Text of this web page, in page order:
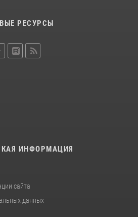
РЕСУРСЫ
ИНФОРМАЦИЯ
сайта
данных